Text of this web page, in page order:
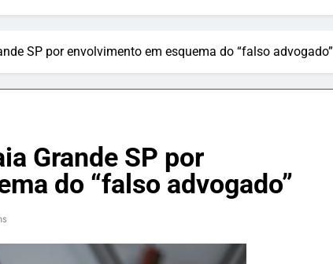
SP por envolvimento em esquema do “falso advogado”
Grande SP por
do “falso advogado”